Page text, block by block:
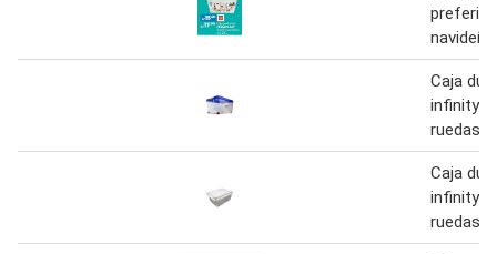
Caja
infinity
ruedas
Caja
infinity
ruedas